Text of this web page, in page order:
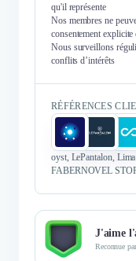
qu'il représente
Nos membres ne
consentement explicite
Nous surveillons
conflits d’intérêts
RÉFÉRENCES
oyst, LePantalon,
FABERNOVEL
J'aime
Reconnue